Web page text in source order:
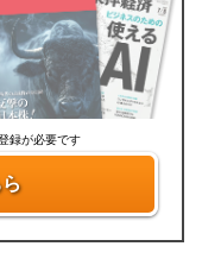
録が必要です